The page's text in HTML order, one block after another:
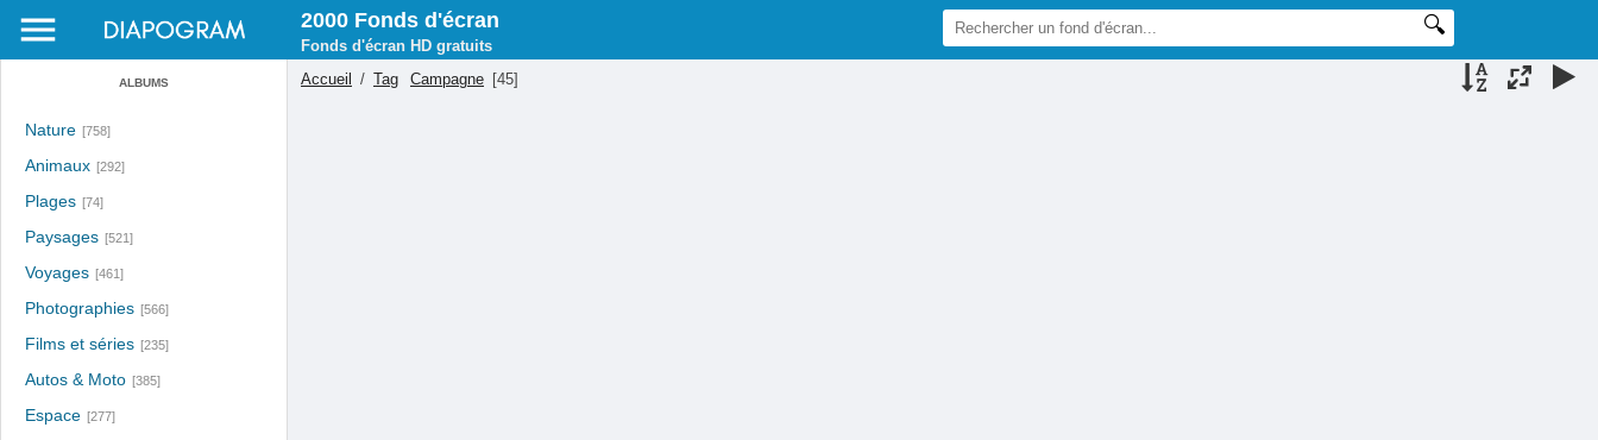
ALBUMS
Nature [758]
Animaux [292]
Plages [74]
Paysages [521]
Voyages [461]
Photographies [566]
Films et séries [235]
Autos & Moto [385]
Espace [277]
2000 Fonds d'écran
Fonds d'écran HD gratuits
Accueil
/ Tag Campagne [45]